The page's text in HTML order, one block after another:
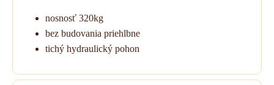
nosnosť 320kg
bez budovania priehlbne
tichý hydraulický pohon